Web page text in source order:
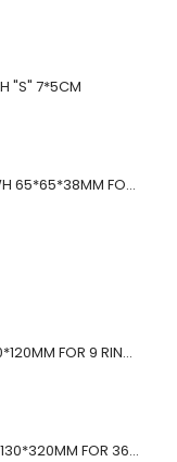
"S" 7*5CM
BERNS Geschenkbox GO-WH 65*65*38MM FOR SMALL SETS
BERNS ACR.RING HOLDER 180*120MM FOR 9 RINGS
BERNS ACR.OHRRINGE DISP. 130*320MM FOR 36 PAIRS